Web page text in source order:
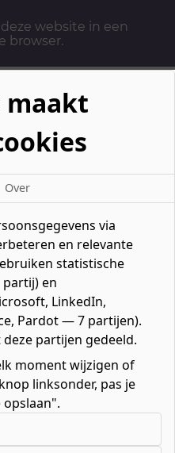
website in een
browser.
maakt
Over
via
en relevante
statistische
partij) en
LinkedIn,
Pardot — 7 partijen).
partijen gedeeld.
moment wijzigen of
linksonder, pas je
opslaan".